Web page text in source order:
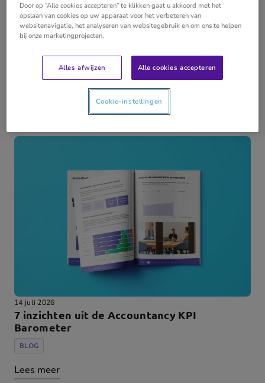
Software-adoptie? Dat is mensenwerk.
14 juli 2026
7 inzichten uit de Accountancy KPI
Barometer
BLOG
Lees meer
Door op “Alle cookies accepteren” te klikken gaat u akkoord met het
opslaan van cookies op uw apparaat voor het verbeteren van
websitenavigatie, het analyseren van websitegebruik en om ons te helpen
bij onze marketingprojecten.
Alles afwijzen Alle cookies accepteren
Cookie-instellingen